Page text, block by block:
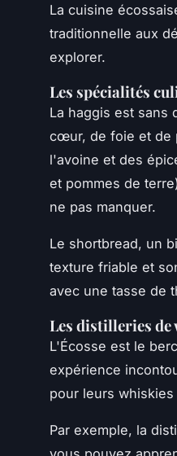
La cuisine
traditionnelle aux
explorer.
Les spécialités
La haggis est sans
cœur, de foie et de
l'avoine et des
et pommes de
ne pas manquer.
Le shortbread, un
texture friable et
avec une tasse de
Les distilleries de
L'Écosse est le
expérience
pour leurs
Par exemple, la